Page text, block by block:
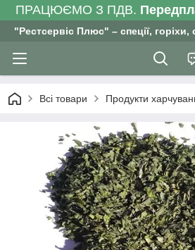
ПРАЦЮЄМО З ПДВ.
"Рестсервіс Плюс" – спеції,
Всі товари Продукти